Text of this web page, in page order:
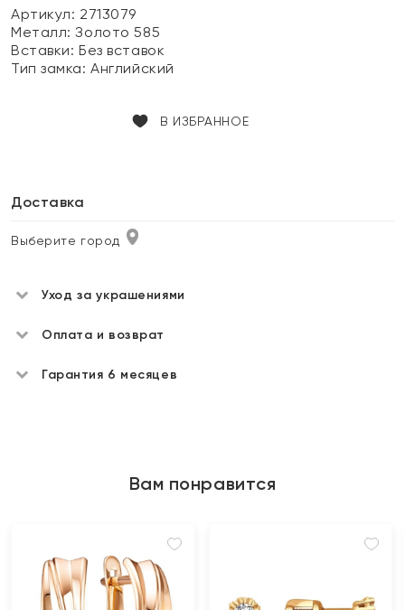
Артикул: 2713079
Металл:Золото 585
Вставки:Без вставок
Тип замка:Английский
В ИЗБРАННОЕ
Доставка
Выберите город
Уход за украшениями
Оплата и возврат
Гарантия 6 месяцев
Вам понравится